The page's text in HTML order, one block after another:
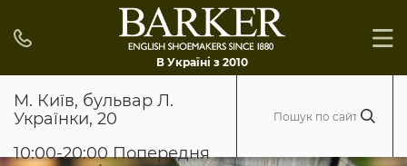
В Україні з 2010
М. Київ, бульвар Л.
Українки, 20
10:00-20:00 Попередня